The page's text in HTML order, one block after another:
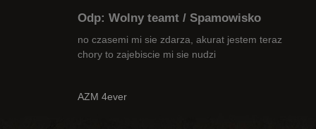
Odp: Wolny teamt / Spamowisko
no czasemi mi sie zdarza, akurat jestem teraz
chory to zajebiscie mi sie nudzi
AZM 4ever